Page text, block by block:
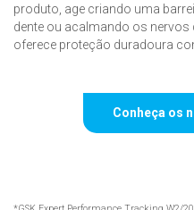
produto, age criando uma
dente ou acalmando os nervos
oferece proteção duradoura
Conheça os